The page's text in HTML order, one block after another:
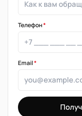
Телефон*
Email*